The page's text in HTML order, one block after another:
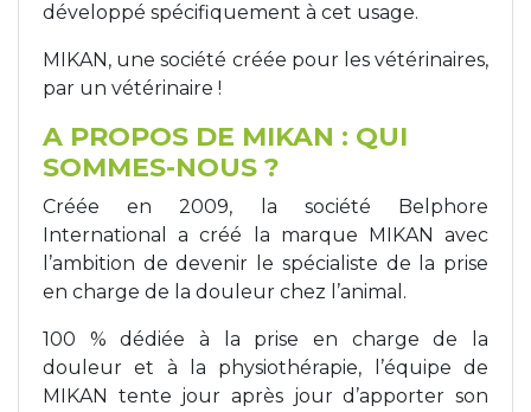
développé spécifiquement à cet usage.
MIKAN, une société créée pour les vétérinaires,
par un vétérinaire !
A PROPOS DE MIKAN : QUI
SOMMES-NOUS ?
Créée en 2009, la société Belphore
International a créé la marque MIKAN avec
l’ambition de devenir le spécialiste de la prise
en charge de la douleur chez l’animal.
100 % dédiée à la prise en charge de la
douleur et à la physiothérapie, l’équipe de
MIKAN tente jour après jour d’apporter son